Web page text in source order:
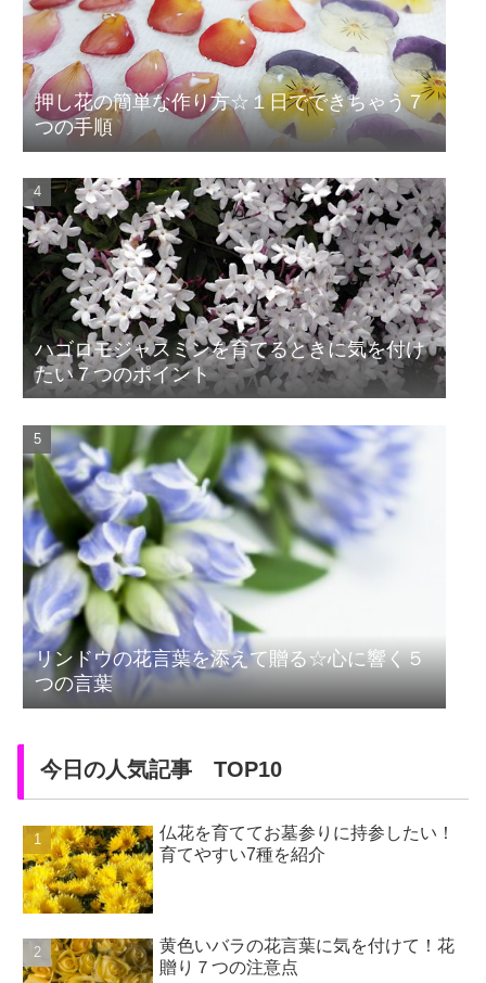
押し花の簡単な作り方☆１日でできちゃう７
つの手順
ハゴロモジャスミンを育てるときに気を付け
たい７つのポイント
リンドウの花言葉を添えて贈る☆心に響く５
つの言葉
今日の人気記事 TOP10
仏花を育ててお墓参りに持参したい！
育てやすい7種を紹介
黄色いバラの花言葉に気を付けて！花
贈り７つの注意点